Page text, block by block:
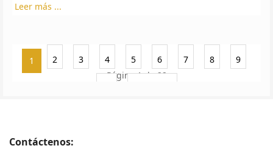
Leer más ...
1 2 3 4 5 6 7 8 9
Página 1 de 22
Contáctenos: